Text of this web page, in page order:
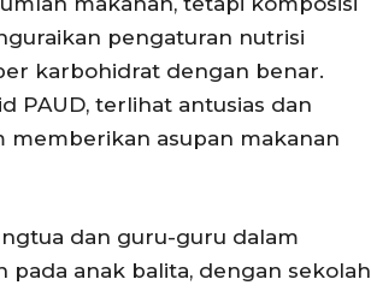
pengaturan nutrisi
karbohidrat dengan benar.
PAUD, terlihat antusias dan
memberikan asupan makanan
dan guru-guru dalam
anak balita, dengan sekolah